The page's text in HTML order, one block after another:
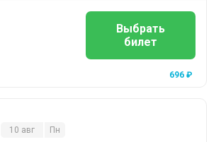
Выбрать
билет
696 ₽
10 авг Пн